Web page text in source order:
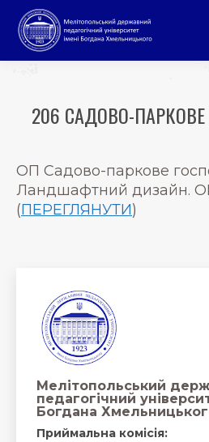
206 САДОВО-
ОП Садово-паркове
Ландшафтний дизайн.
(ПЕРЕГЛЯНУТИ)
Мелітопольський
педагогічний
Богдана
Приймальна комісія: